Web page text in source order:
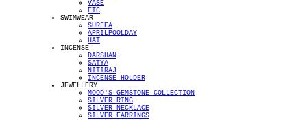
VASE
ETC
SWIMWEAR
SURFEA
APRILPOOLDAY
HAT
INCENSE
DARSHAN
SATYA
NITIRAJ
INCENSE HOLDER
JEWELLERY
MOOD'S GEMSTONE COLLECTION
SILVER RING
SILVER NECKLACE
SILVER EARRINGS